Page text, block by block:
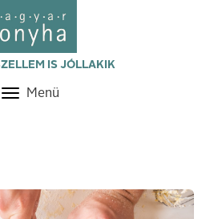
IS JÓLLAKIK
Toggle
Menü